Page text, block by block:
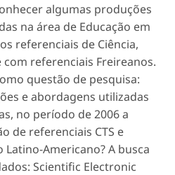
algumas produções
na área de Educação em
referenciais de Ciência,
com referenciais Freireanos.
questão de pesquisa:
e abordagens utilizadas
no período de 2006 a
de referenciais CTS e
Americano? A busca
Scientific Electronic